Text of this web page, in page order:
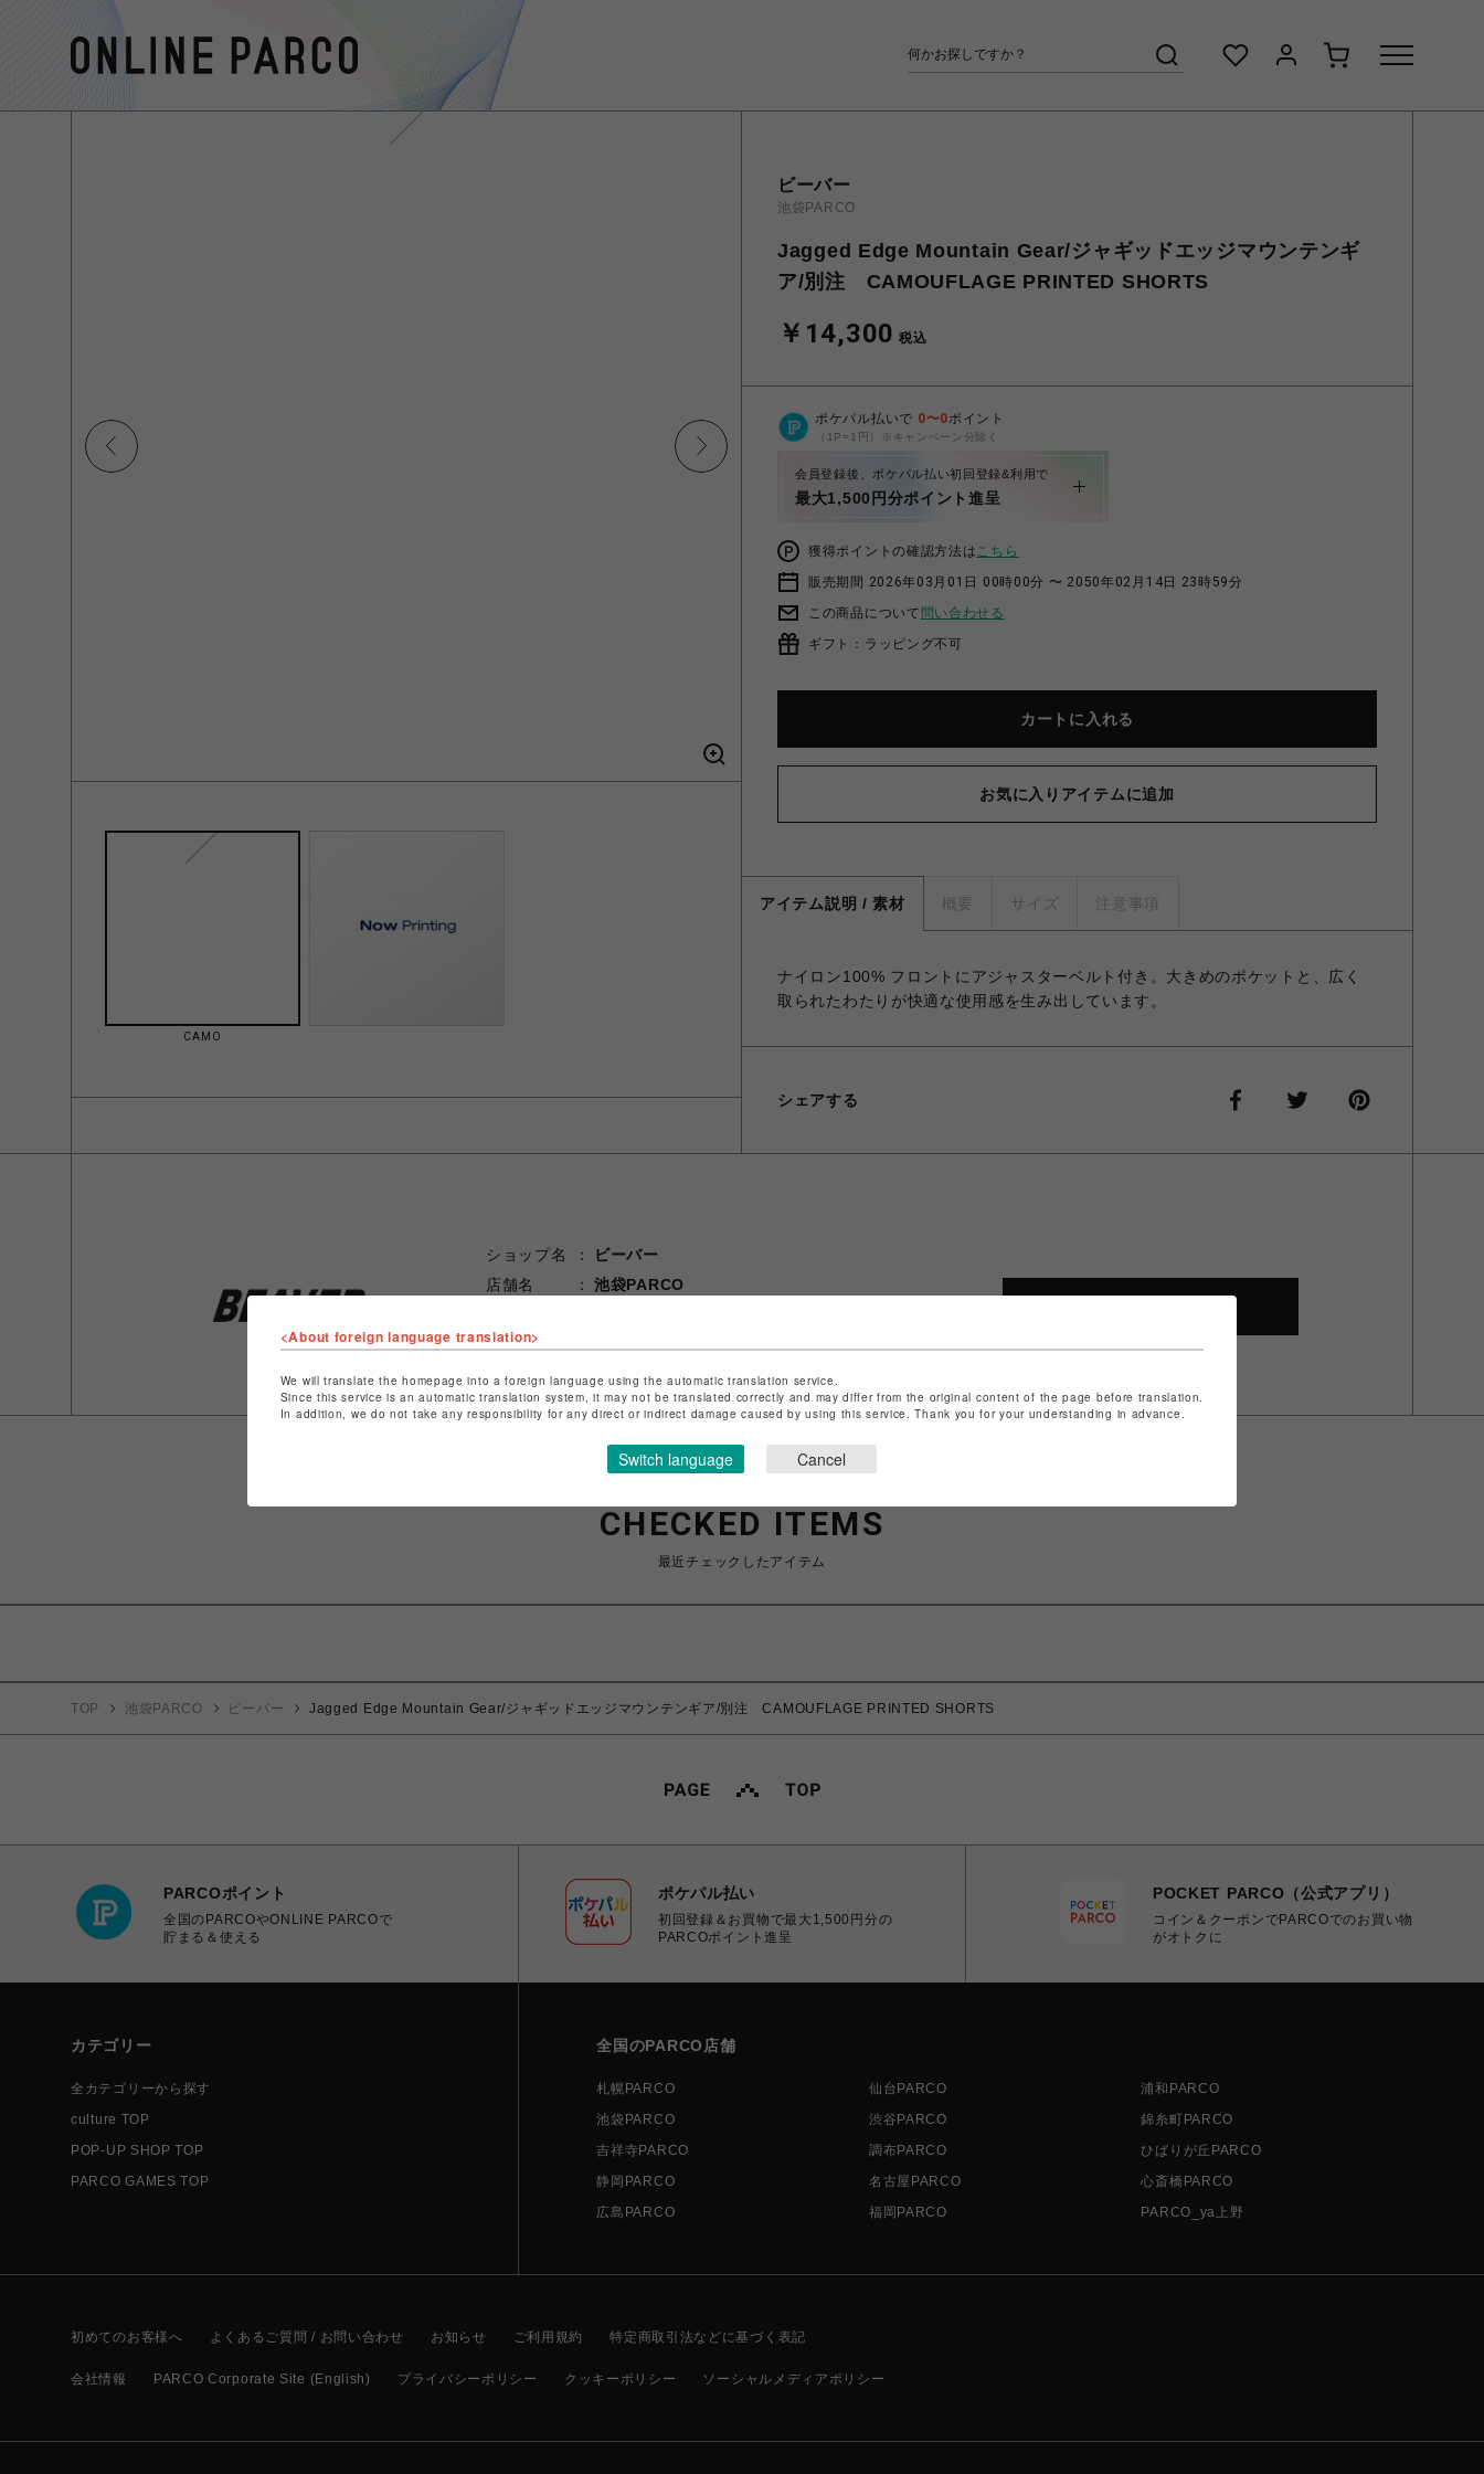
CAMO
ビーバー
池袋PARCO
Jagged Edge Mountain Gear/ジャギッドエッジマウンテンギ
ア/別注 CAMOUFLAGE PRINTED SHORTS
￥14,300 税込
ポケパル払いで 0〜0ポイント
（1P=1円）※キャンペーン分除く
会員登録後、ポケパル払い初回登録&利用で
最大1,500円分ポイント進呈
獲得ポイントの確認方法はこちら
販売期間 2026年03月01日 00時00分 〜 2050年02月14日 23時59分
この商品について 問い合わせる
ギフト：ラッピング不可
カートに入れる
お気に入りアイテムに追加
アイテム説明 / 素材 概要 サイズ 注意事項
ナイロン100% フロントにアジャスターベルト付き。大きめのポケットと、広く
取られたわたりが快適な使用感を生み出しています。
シェアする
ショップ名
ビーバー
店舗名
池袋PARCO
特定商取引法など法令に基づく表記は
CHECKED ITEMS
最近チェックしたアイテム
TOP 池袋PARCO ビーバー Jagged Edge Mountain Gear/ジャギッドエッジマウンテンギア/別注 CAMOUFLAGE PRINTED SHORTS
PARCOポイント
全国のPARCOやONLINE PARCOで
貯まる＆使える
ポケパル払い
初回登録＆お買物で最大1,500円分の
PARCOポイント進呈
POCKET PARCO（公式アプリ）
コイン＆クーポンでPARCOでのお買い物
がオトクに
カテゴリー
全カテゴリーから探す
culture TOP
POP-UP SHOP TOP
PARCO GAMES TOP
全国のPARCO店舗
札幌PARCO 仙台PARCO
浦和PARCO
池袋PARCO
渋谷PARCO
錦糸町PARCO
吉祥寺PARCO
調布PARCO
ひばりが丘PARCO
静岡PARCO
名古屋PARCO
心斎橋PARCO
広島PARCO
福岡PARCO PARCO_ya上野
初めてのお客様へ よくあるご質問 / お問い合わせ お知らせ ご利用規約 特定商取引法などに基づく表記
会社情報 PARCO Corporate Site (English) プライバシーポリシー クッキーポリシー ソーシャルメディアポリシー
<About foreign language translation>
We will translate the homepage into a foreign language using the automatic translation service.
Since this service is an automatic translation system, it may not be translated correctly and may differ from the original content of the page before translation.
In addition, we do not take any responsibility for any direct or indirect damage caused by using this service. Thank you for your understanding in advance.
Switch language Cancel